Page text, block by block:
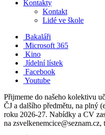
Kontakty
Kontakt
Lidé ve škole
Bakaláři
Microsoft 365
Kino
Jídelní lístek
Facebook
Youtube
Přijmeme do našeho kolektivu
ČJ a dalšího předmětu, na plný
roku 2026-27. Nabídky a CV
na zsvelkenemcice@seznam.cz,